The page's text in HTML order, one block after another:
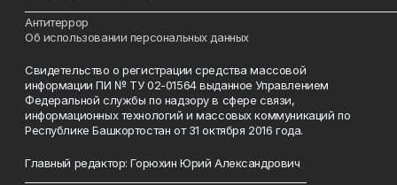
Антитеррор
Об использовании персональных данных
Свидетельство о регистрации средства массовой
информации ПИ № ТУ 02-01564 выданное Управлением
Федеральной службы по надзору в сфере связи,
информационных технологий и массовых коммуникаций по
Республике Башкортостан от 31 октября 2016 года.
Главный редактор: Горюхин Юрий Александрович